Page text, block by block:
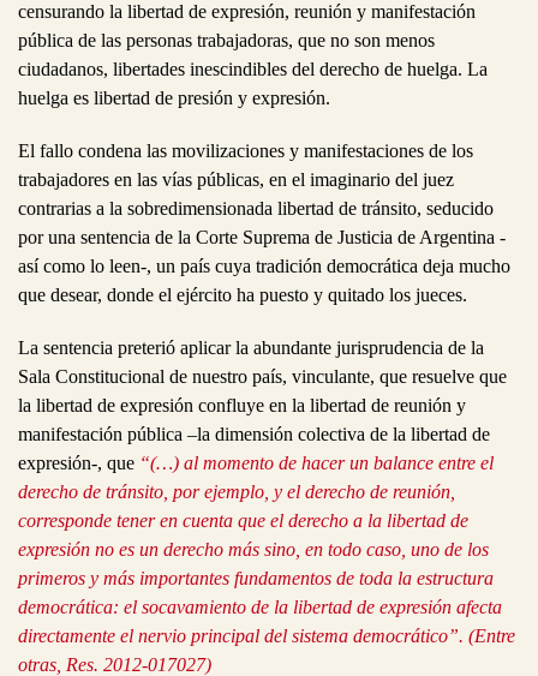
censurando la libertad de expresión, reunión y manifestación
pública de las personas trabajadoras, que no son menos
ciudadanos, libertades inescindibles del derecho de huelga. La
huelga es libertad de presión y expresión.
El fallo condena las movilizaciones y manifestaciones de los
trabajadores en las vías públicas, en el imaginario del juez
contrarias a la sobredimensionada libertad de tránsito, seducido
por una sentencia de la Corte Suprema de Justicia de Argentina -
así como lo leen-, un país cuya tradición democrática deja mucho
que desear, donde el ejército ha puesto y quitado los jueces.
La sentencia preterió aplicar la abundante jurisprudencia de la
Sala Constitucional de nuestro país, vinculante, que resuelve que
la libertad de expresión confluye en la libertad de reunión y
manifestación pública –la dimensión colectiva de la libertad de
expresión-, que “(…) al momento de hacer un balance entre el
derecho de tránsito, por ejemplo, y el derecho de reunión,
corresponde tener en cuenta que el derecho a la libertad de
expresión no es un derecho más sino, en todo caso, uno de los
primeros y más importantes fundamentos de toda la estructura
democrática: el socavamiento de la libertad de expresión afecta
directamente el nervio principal del sistema democrático”. (Entre
otras, Res. 2012-017027)